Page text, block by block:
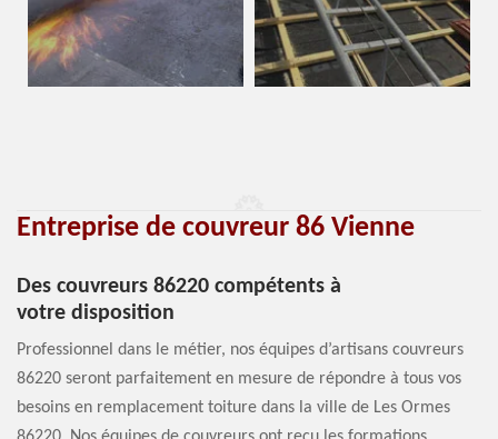
Entreprise de couvreur 86 Vienne
Des couvreurs 86220 compétents à
votre disposition
Professionnel dans le métier, nos équipes d’artisans couvreurs
86220 seront parfaitement en mesure de répondre à tous vos
besoins en remplacement toiture dans la ville de Les Ormes